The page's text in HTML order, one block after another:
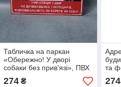
Табличка на паркан
«Обережно! У дворі
собаки без прив'язі», ПВХ
3 мм, 20х30 см
274₴
та
274